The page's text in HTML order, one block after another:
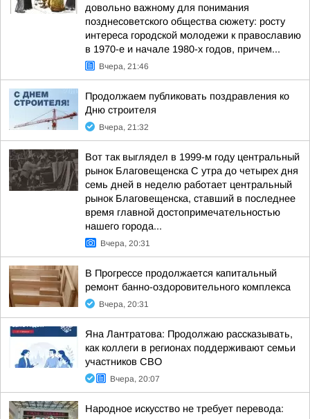
довольно важному для понимания
позднесоветского общества сюжету: росту
интереса городской молодежи к православию
в 1970-е и начале 1980-х годов, причем...
Вчера, 21:46
Продолжаем публиковать поздравления ко
Дню строителя
Вчера, 21:32
Вот так выглядел в 1999-м году центральный
рынок Благовещенска С утра до четырех дня
семь дней в неделю работает центральный
рынок Благовещенска, ставший в последнее
время главной достопримечательностью
нашего города...
Вчера, 20:31
В Прогрессе продолжается капитальный
ремонт банно-оздоровительного комплекса
Вчера, 20:31
Яна Лантратова: Продолжаю рассказывать,
как коллеги в регионах поддерживают семьи
участников СВО
Вчера, 20:07
Народное искусство не требует перевода: